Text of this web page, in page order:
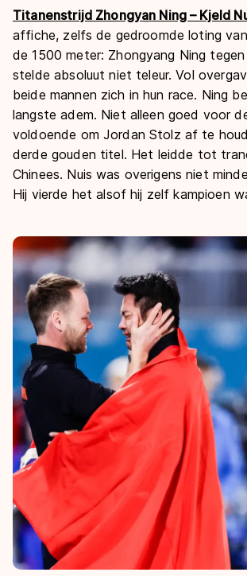
Titanenstrijd Zhongyan Ning – Kjeld
affiche, zelfs de gedroomde loting
de 1500 meter: Zhongyang Ning
stelde absoluut niet teleur. Vol
beide mannen zich in hun race. Ning
langste adem. Niet alleen goed voor
voldoende om Jordan Stolz af te
derde gouden titel. Het leidde tot
Chinees. Nuis was overigens niet
Hij vierde het alsof hij zelf kampioen